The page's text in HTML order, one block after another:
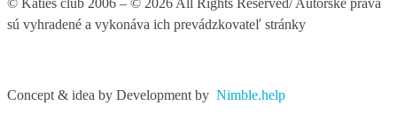
© Katies club 2006 – © 2026 All Rights Reserved/ Autorské práva
sú vyhradené a vykonáva ich prevádzkovateľ stránky
Concept & idea by Development by Nimble.help